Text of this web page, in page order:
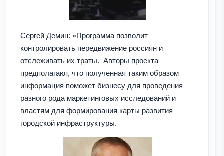
Сергей Демин: «Программа позволит
контролировать передвижение россиян и
отслеживать их траты. Авторы проекта
предполагают, что полученная таким образом
информация поможет бизнесу для проведения
разного рода маркетинговых исследований и
властям для формирования карты развития
городской инфраструктуры.